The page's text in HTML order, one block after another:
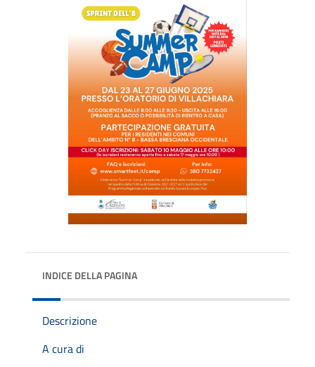
INDICE DELLA PAGINA
Descrizione
A cura di